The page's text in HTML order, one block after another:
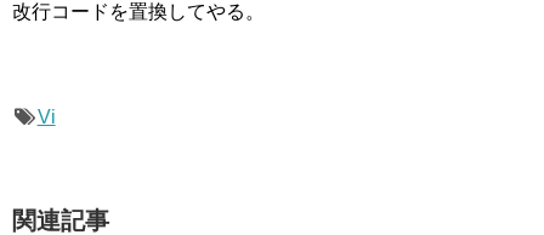
改行コードを置換してやる。
Vi
関連記事